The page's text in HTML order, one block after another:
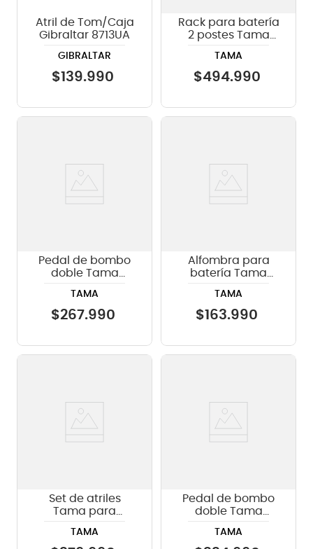
Atril de Tom/Caja
Gibraltar 8713UA
GIBRALTAR
$139.990
Rack para batería
2 postes Tama
TAMA
$494.990
Pedal de bombo
doble Tama
Cobra sin case
TAMA
$267.990
Alfombra para
batería Tama
Pattern
TAMA
$163.990
Set de atriles
Tama para
TAMA
Pedal de bombo
doble Tama
TAMA